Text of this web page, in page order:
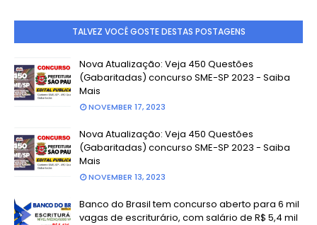
TALVEZ VOCÊ GOSTE DESTAS POSTAGENS
Nova Atualização: Veja 450 Questões
(Gabaritadas) concurso SME-SP 2023 - Saiba
Mais
NOVEMBER 17, 2023
Nova Atualização: Veja 450 Questões
(Gabaritadas) concurso SME-SP 2023 - Saiba
Mais
NOVEMBER 13, 2023
Banco do Brasil tem concurso aberto para 6 mil
vagas de escriturário, com salário de R$ 5,4 mil